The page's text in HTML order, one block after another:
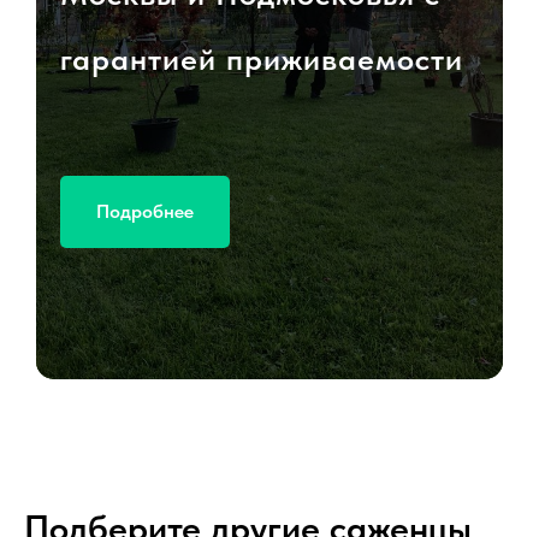
гарантией приживаемости
Подробнее
Подберите другие саженцы